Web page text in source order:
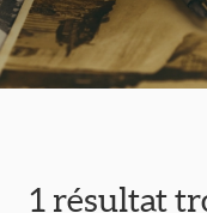
1 résultat